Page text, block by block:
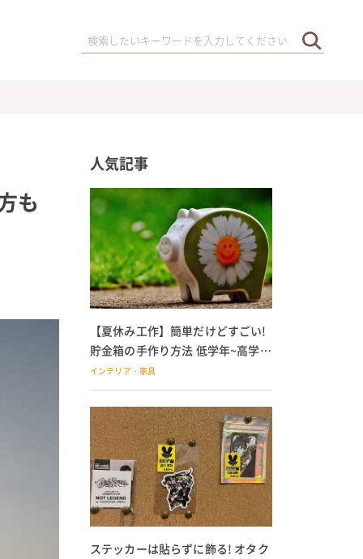
も
人気記事
【夏休み工作】簡単だけどすごい!
貯金箱の手作り方法 低学年~高学年
の子どもにも
インテリア・家具
ステッカーは貼らずに飾る! オタク